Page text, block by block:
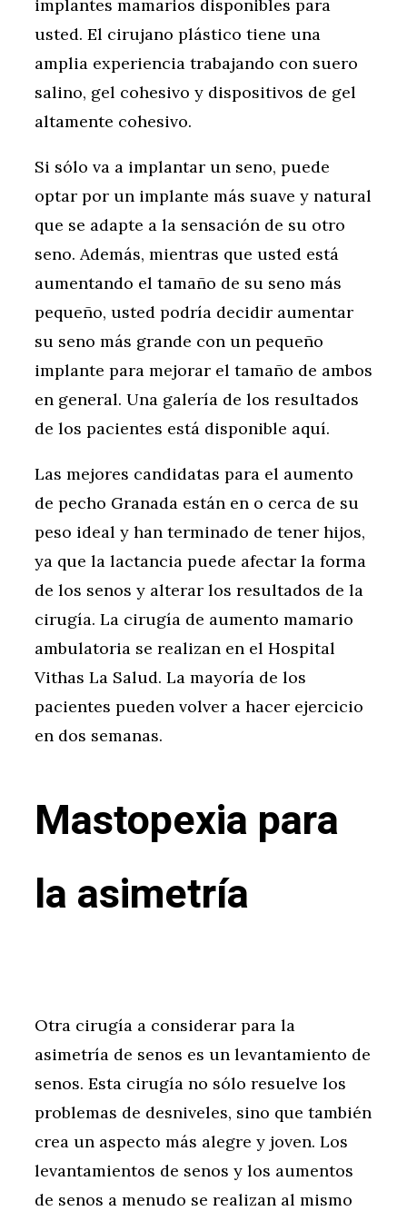
implantes mamarios disponibles para
usted. El cirujano plástico tiene una
amplia experiencia trabajando con suero
salino, gel cohesivo y dispositivos de gel
altamente cohesivo.
Si sólo va a implantar un seno, puede
optar por un implante más suave y natural
que se adapte a la sensación de su otro
seno. Además, mientras que usted está
aumentando el tamaño de su seno más
pequeño, usted podría decidir aumentar
su seno más grande con un pequeño
implante para mejorar el tamaño de ambos
en general. Una galería de los resultados
de los pacientes está disponible aquí.
Las mejores candidatas para el aumento
de pecho Granada están en o cerca de su
peso ideal y han terminado de tener hijos,
ya que la lactancia puede afectar la forma
de los senos y alterar los resultados de la
cirugía. La cirugía de aumento mamario
ambulatoria se realizan en el Hospital
Vithas La Salud. La mayoría de los
pacientes pueden volver a hacer ejercicio
en dos semanas.
Mastopexia para
la asimetría
Otra cirugía a considerar para la
asimetría de senos es un levantamiento de
senos. Esta cirugía no sólo resuelve los
problemas de desniveles, sino que también
crea un aspecto más alegre y joven. Los
levantamientos de senos y los aumentos
de senos a menudo se realizan al mismo